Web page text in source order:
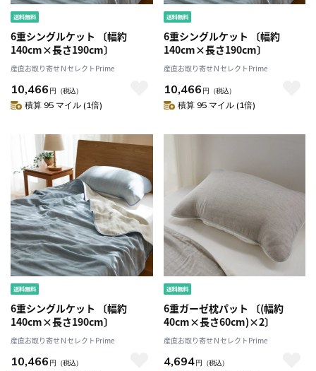
6重シングルケット 〔幅約
140cm×長さ190cm〕
産直お取り寄せＮセレクトPrime
10,466 円 （税込）
積算 95 マイル (1倍)
6重シングルケット 〔幅約
140cm×長さ190cm〕
産直お取り寄せＮセレクトPrime
10,466 円 （税込）
積算 95 マイル (1倍)
6重シングルケット 〔幅約
140cm×長さ190cm〕
産直お取り寄せＮセレクトPrime
10,466 円 （税込）
6重ガーゼ枕パット 〔(幅約
40cm×長さ60cm)×2〕
産直お取り寄せＮセレクトPrime
4,694円 （税込）